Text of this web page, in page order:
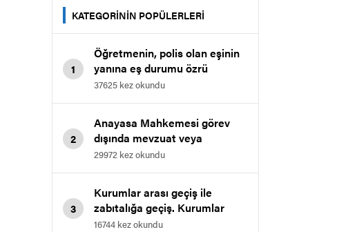
KATEGORİNİN POPÜLERLERİ
1
Öğretmenin, polis olan eşinin
yanına eş durumu özrü
nedeniyle il içi atamasına dair
37625 kez okundu
2
Anayasa Mahkemesi görev
dışında mevzuat veya
talimatlarla yasaklanan
29972 kez okundu
3
Kurumlar arası geçiş ile
zabıtalığa geçiş. Kurumlar
arası geçişte muvafakat
16744 kez okundu